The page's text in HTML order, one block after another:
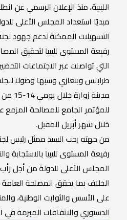
مبديًا استعداد المجلس الأعلى
التسهيلات الممكنة لدعم جهود
رفيعة المستوى لليبيا لتحقيق
التي تواصلت عبر الاجتماعات
طرابلس وبنغازي وسبها وصولا
مدينة
للمؤتمر الجامع للمصالحة
خلال شهر أبريل المقبل.
من جهته رحب السيد ممثل رئيس
رفيعة المستوى لليبيا بالاستجابة
المجلس الأعلى للدولة من أجل
الخلاف بما يحقق المصلحة العامة
على الأسس والثوابت الوطنية،
الدستوري والاتفاقات المبرمة في